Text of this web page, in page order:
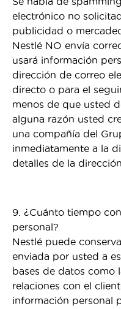
electrónico no
publicidad o
Nestlé NO envía
usará información
dirección de correo
directo o para el
menos de que usted
alguna razón usted
una compañía del
inmediatamente a la
detalles de la
9. ¿Cuánto tiempo
personal?
Nestlé puede
enviada por usted a
bases de datos como
relaciones con el
información personal